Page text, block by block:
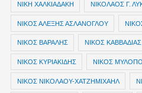
ΝΙΚΗ ΧΑΛΚΙΑΔΑΚΗ ΝΙΚΟΛΑΟΣ Γ.
ΝΙΚΟΣ ΑΛΕΞΗΣ ΑΣΛΑΝΟΓΛΟΥ
ΝΙΚΟΣ ΒΑΡΑΛΗΣ ΝΙΚΟΣ ΚΑΒΒΑΔΙΑΣ
ΝΙΚΟΣ ΚΥΡΙΑΚΙΔΗΣ ΝΙΚΟΣ
ΝΙΚΟΣ ΝΙΚΟΛΑΟΥ-ΧΑΤΖΗΜΙΧΑΗΛ